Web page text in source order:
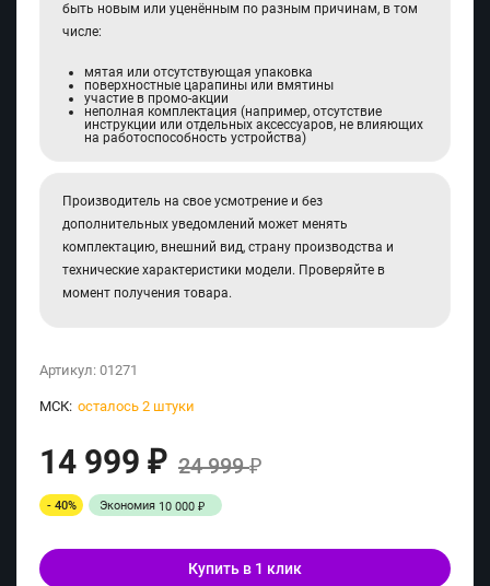
быть новым или уценённым по разным причинам, в том
числе:
мятая или отсутствующая упаковка
поверхностные царапины или вмятины
участие в промо-акции
неполная комплектация (например, отсутствие
инструкции или отдельных аксессуаров, не влияющих
на работоспособность устройства)
Производитель на свое усмотрение и без
дополнительных уведомлений может менять
комплектацию, внешний вид, страну производства и
технические характеристики модели. Проверяйте в
момент получения товара.
Артикул: 01271
МСК: осталось 2 штуки
14 999 ₽ 24 999₽
- 40% Экономия 10 000 ₽
Купить в 1 клик